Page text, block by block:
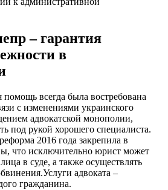
– гарантия
в
всегда была востребована
с изменениями украинского
адвокатской монополии,
под рукой хорошего специалиста.
2016 года закрепила в
что исключительно юрист может
в суде, а также осуществлять
адвоката –
гражданина.